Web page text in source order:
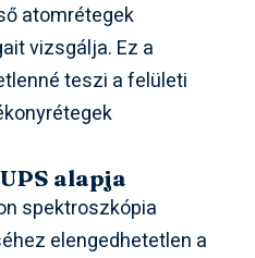
atomrétegek
vizsgálja. Ez a
teszi a felületi
alapja
spektroszkópia
elengedhetetlen a